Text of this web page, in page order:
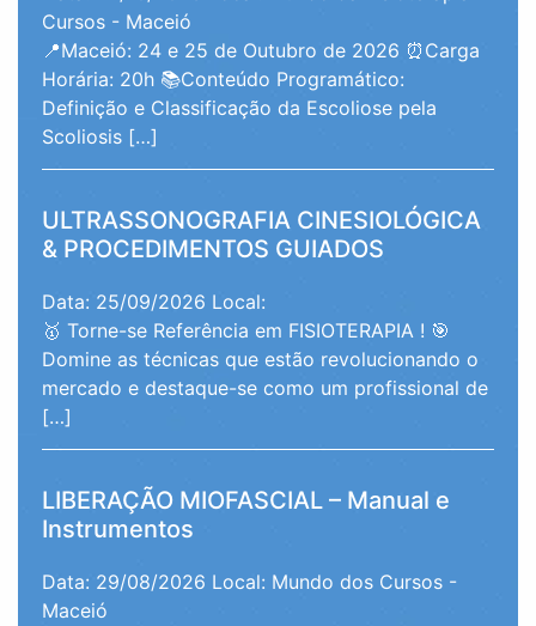
Cursos - Maceió
📍Maceió: 24 e 25 de Outubro de 2026 ⏰Carga
Horária: 20h 📚Conteúdo Programático:
Definição e Classificação da Escoliose pela
Scoliosis […]
ULTRASSONOGRAFIA CINESIOLÓGICA
& PROCEDIMENTOS GUIADOS
Data: 25/09/2026 Local:
🥇 Torne-se Referência em FISIOTERAPIA ! 🎯
Domine as técnicas que estão revolucionando o
mercado e destaque-se como um profissional de
[…]
LIBERAÇÃO MIOFASCIAL – Manual e
Instrumentos
Data: 29/08/2026 Local: Mundo dos Cursos -
Maceió